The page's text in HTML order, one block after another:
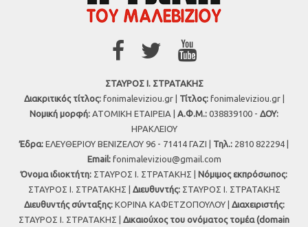
ΣΤΑΥΡΟΣ Ι. ΣΤΡΑΤΑΚΗΣ
Διακριτικός τίτλος:fonimaleviziou.gr | Τίτλος:fonimaleviziou.gr |
Νομική μορφή: ΑΤΟΜΙΚΗ ΕΤΑΙΡΕΙΑ | Α.Φ.Μ.: 038839100 - ΔΟΥ:
ΗΡΑΚΛΕΙΟΥ
Έδρα: ΕΛΕΥΘΕΡΙΟΥ ΒΕΝΙΖΕΛΟΥ 96 - 71414 ΓΑΖΙ | Τηλ.: 2810 822294 |
Εmail: fonimaleviziou@gmail.com
Όνομα ιδιοκτήτη: ΣΤΑΥΡΟΣ Ι. ΣΤΡΑΤΑΚΗΣ | Νόμιμος εκπρόσωπος:
ΣΤΑΥΡΟΣ Ι. ΣΤΡΑΤΑΚΗΣ | Διευθυντής:ΣΤΑΥΡΟΣ Ι. ΣΤΡΑΤΑΚΗΣ
Διευθυντής σύνταξης:ΚΟΡΙΝΑ ΚΑΦΕΤΖΟΠΟΥΛΟΥ | Διαχειριστής:
ΣΤΑΥΡΟΣ Ι. ΣΤΡΑΤΑΚΗΣ | Δικαιούχος του ονόματος τομέα (domain